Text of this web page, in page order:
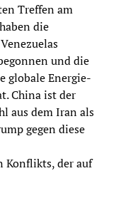
Treffen am
die
und die
globale Energie-
China ist der
aus dem Iran als
gegen diese
Konflikts, der auf